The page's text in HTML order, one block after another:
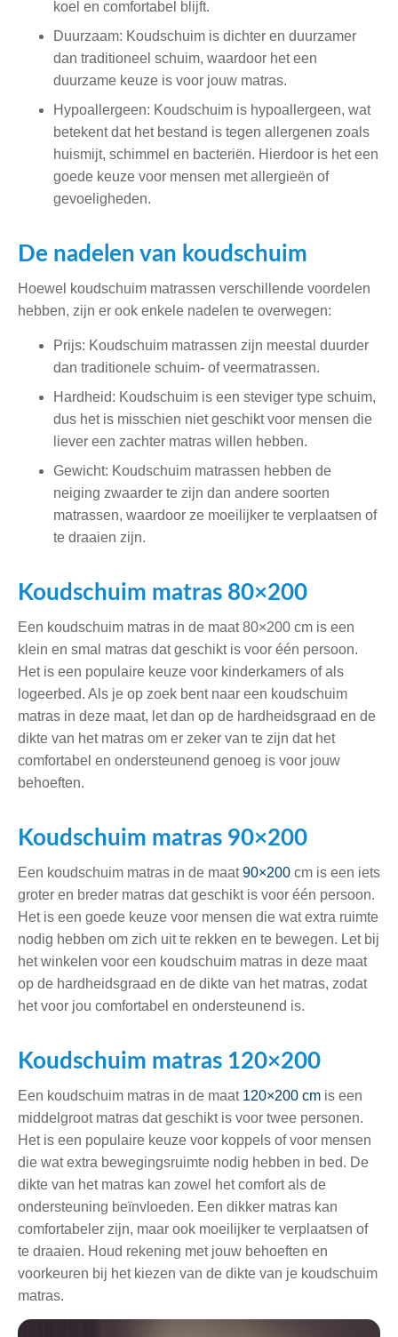
koel en comfortabel blijft.
Duurzaam: Koudschuim is dichter en duurzamer
dan traditioneel schuim, waardoor het een
duurzame keuze is voor jouw matras.
Hypoallergeen: Koudschuim is hypoallergeen, wat
betekent dat het bestand is tegen allergenen zoals
huismijt, schimmel en bacteriën. Hierdoor is het een
goede keuze voor mensen met allergieën of
gevoeligheden.
De nadelen van koudschuim
Hoewel koudschuim matrassen verschillende voordelen
hebben, zijn er ook enkele nadelen te overwegen:
Prijs: Koudschuim matrassen zijn meestal duurder
dan traditionele schuim- of veermatrassen.
Hardheid: Koudschuim is een steviger type schuim,
dus het is misschien niet geschikt voor mensen die
liever een zachter matras willen hebben.
Gewicht: Koudschuim matrassen hebben de
neiging zwaarder te zijn dan andere soorten
matrassen, waardoor ze moeilijker te verplaatsen of
te draaien zijn.
Koudschuim matras 80×200
Een koudschuim matras in de maat 80×200 cm is een
klein en smal matras dat geschikt is voor één persoon.
Het is een populaire keuze voor kinderkamers of als
logeerbed. Als je op zoek bent naar een koudschuim
matras in deze maat, let dan op de hardheidsgraad en de
dikte van het matras om er zeker van te zijn dat het
comfortabel en ondersteunend genoeg is voor jouw
behoeften.
Koudschuim matras 90×200
Een koudschuim matras in de maat90×200 cm is een iets
groter en breder matras dat geschikt is voor één persoon.
Het is een goede keuze voor mensen die wat extra ruimte
nodig hebben om zich uit te rekken en te bewegen. Let bij
het winkelen voor een koudschuim matras in deze maat
op de hardheidsgraad en de dikte van het matras, zodat
het voor jou comfortabel en ondersteunend is.
Koudschuim matras 120×200
Een koudschuim matras in de maat 120×200 cm is een
middelgroot matras dat geschikt is voor twee personen.
Het is een populaire keuze voor koppels of voor mensen
die wat extra bewegingsruimte nodig hebben in bed. De
dikte van het matras kan zowel het comfort als de
ondersteuning beïnvloeden. Een dikker matras kan
comfortabeler zijn, maar ook moeilijker te verplaatsen of
te draaien. Houd rekening met jouw behoeften en
voorkeuren bij het kiezen van de dikte van je koudschuim
matras.